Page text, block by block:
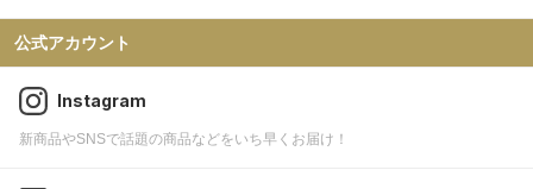
公式アカウント
Instagram
新商品やSNSで話題の商品などをいち早くお届け！